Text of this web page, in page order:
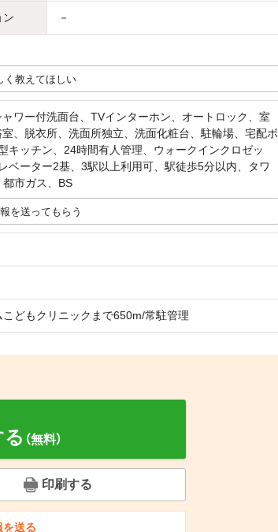
ン －
く教えてほしい
ワー付洗面台、TVインターホン、オートロック、室
、脱衣所、洗面所独立、洗面化粧台、駐輪場、宅配ボ
キッチン、24時間有人管理、ウォークインクロゼッ
ベーター2基、3駅以上利用可、駅徒歩5分以内、タワ
市ガス、BS
を送ってもらう
どもクリニックまで650m/常駐管理
（無料）
印刷する
送る